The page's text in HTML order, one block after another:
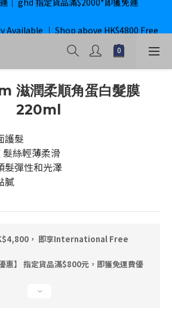
｜ ghd 指定貨品滿$2000*即獲免運
｜ Shop above HK$4800 Free
Delivery
滋潤柔順角蛋白髮膜
220ml
護髮
絲輕薄柔滑
髮彈性和光澤
膩
， 即享International Free
惠】 指定貨品滿$800元，即獲免運費優